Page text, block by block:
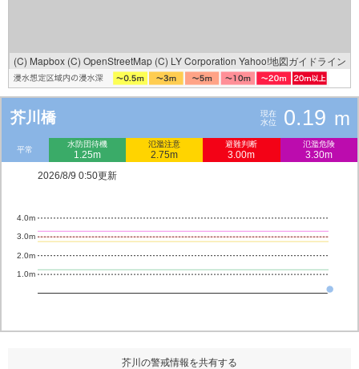
(C) Mapbox (C) OpenStreetMap (C) LY Corporation Yahoo!地図ガイドライン
芥川橋
現在
水位
0.19 m
平常
水防団待機
1.25m
氾濫注意
2.75m
避難判断
3.00m
氾濫危険
3.30m
2026/8/9 0:50更新
1.0m
2.0m
3.0m
4.0m
芥川の警戒情報を共有する